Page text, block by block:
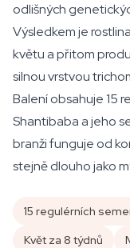
odlišných
Výsledkem je
květu a přitom
silnou vrstvou
Balení obsahuje 15
Shantibaba a jeho
branži funguje od
stejně dlouho jako
15 regulérních
Květ za 8 týdnů